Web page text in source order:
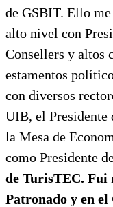
de GSBIT. Ello
alto nivel con
Consellers y altos
estamentos
con diversos
UIB, el Presidente
la Mesa de
como Presidente
de TurisTEC. Fui
Patronado y en